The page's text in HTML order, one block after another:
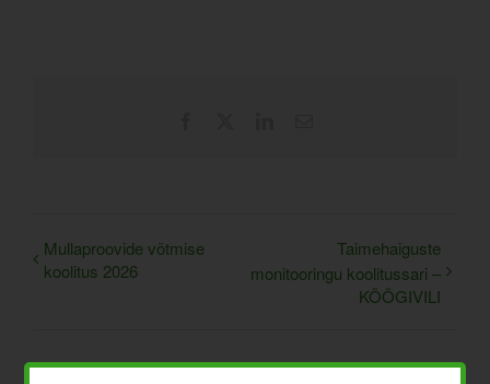
Mullaproovide võtmise
koolitus 2026
Taimehaiguste
monitooringu koolitussari –
KÖÖGIVILI